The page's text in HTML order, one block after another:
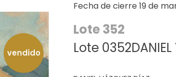
Fecha de cierre 19 de
Lote 352
Lote
vendido